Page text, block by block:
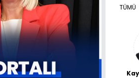
TÜMÜ